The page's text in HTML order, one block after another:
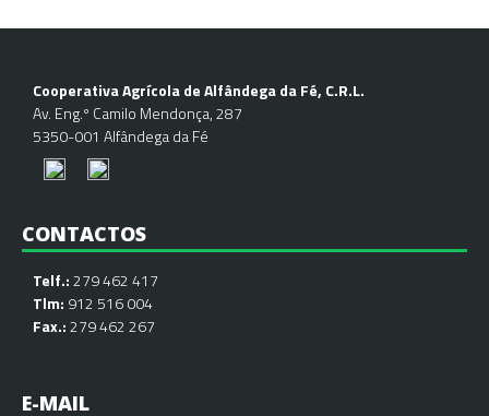
Cooperativa Agrícola de Alfândega da Fé, C.R.L.
Av. Eng.º Camilo Mendonça, 287
5350-001 Alfândega da Fé
CONTACTOS
Telf.:279 462 417
Tlm: 912 516 004
Fax.:279 462 267
E-MAIL